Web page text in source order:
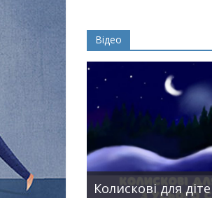
Відео
та
Колискові для